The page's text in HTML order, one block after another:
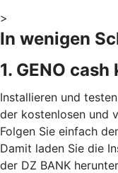
>
In wenigen
1. GENO
Installieren und
der kostenlosen und
Folgen Sie einfach
Damit laden Sie die
der DZ BANK